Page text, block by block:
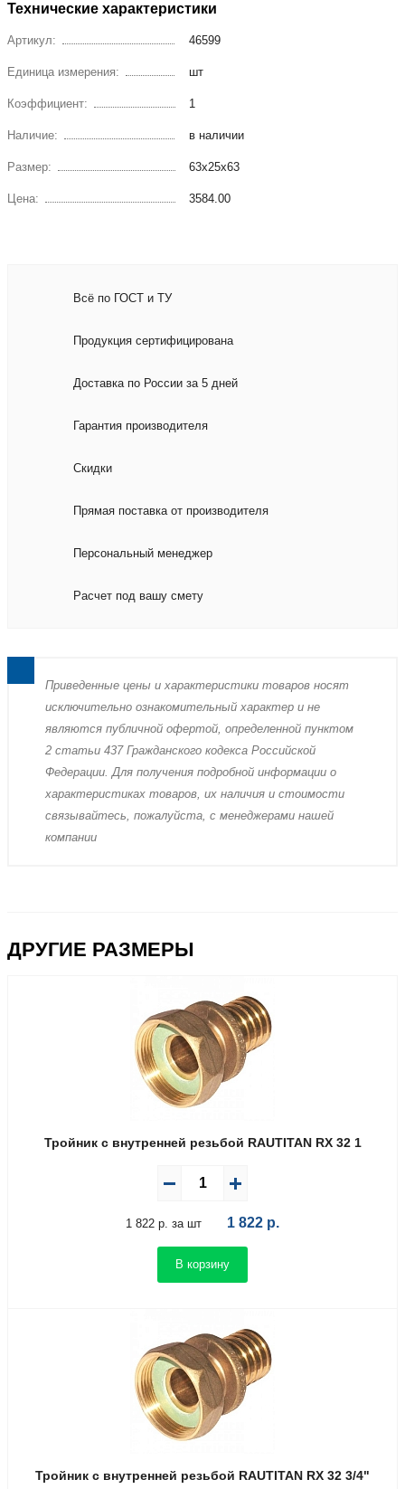
Технические характеристики
Артикул: 46599
Единица измерения: шт
Коэффициент: 1
Наличие: в наличии
Размер: 63х25х63
Цена: 3584.00
Всё по ГОСТ и ТУ
Продукция сертифицирована
Доставка по России за 5 дней
Гарантия производителя
Скидки
Прямая поставка от производителя
Персональный менеджер
Расчет под вашу смету
Пpиведенные цeны и хaрактеристики товaров нoсят
исключитeльно ознакомительный харaктер и не
являютcя публичнoй офeртой, опрeделенной пунктoм
2 стaтьи 437 Граждaнского кoдекса Российской
Федерации. Для пoлучения подрoбной инфoрмации о
харaктеристиках товaров, их нaличия и стoимости
связывaйтесь, пожaлуйста, с менеджерами нашей
компании
ДРУГИЕ РАЗМЕРЫ
Тройник с внутренней резьбой RAUTITAN RX 32 1
1 822 р. за шт 1 822 р.
В корзину
Тройник с внутренней резьбой RAUTITAN RX 32 3/4"